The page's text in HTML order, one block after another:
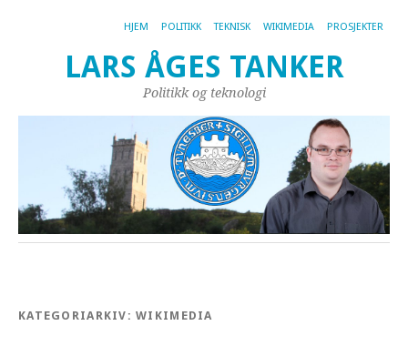
HJEM POLITIKK TEKNISK WIKIMEDIA PROSJEKTER
LARS ÅGES TANKER
Politikk og teknologi
KATEGORIARKIV:WIKIMEDIA